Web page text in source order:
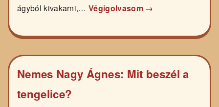
ágyból kivakarni,…Végigolvasom →
Nemes Nagy Ágnes: Mit beszél a
tengelice?